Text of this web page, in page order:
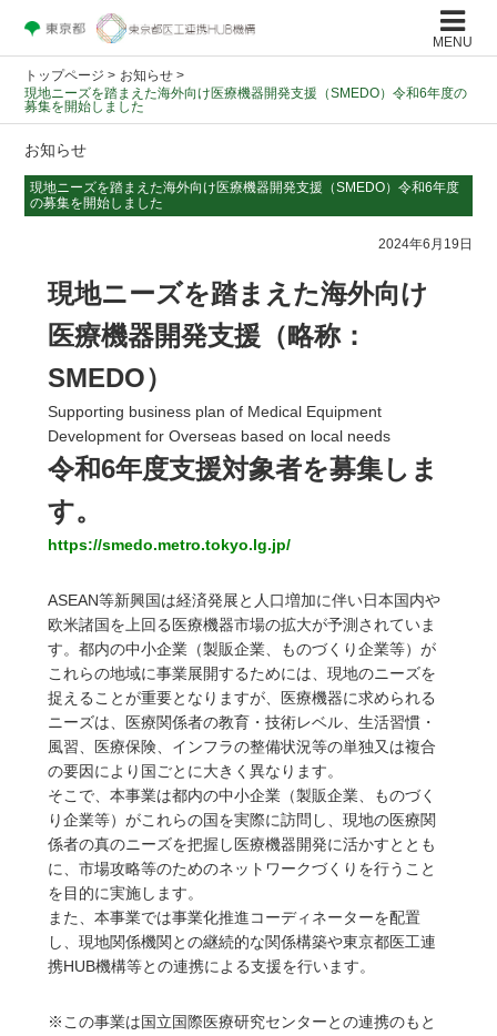
MENU
トップページ > お知らせ >
現地ニーズを踏まえた海外向け医療機器開発支援（SMEDO）令和6年度の
募集を開始しました
お知らせ
現地ニーズを踏まえた海外向け医療機器開発支援（SMEDO）令和6年度
の募集を開始しました
2024年6月19日
現地ニーズを踏まえた海外向け
医療機器開発支援（略称：
SMEDO）
Supporting business plan of Medical Equipment
Development for Overseas based on local needs
令和6年度支援対象者を募集しま
す。
https://smedo.metro.tokyo.lg.jp/
ASEAN等新興国は経済発展と人口増加に伴い日本国内や
欧米諸国を上回る医療機器市場の拡大が予測されていま
す。都内の中小企業（製販企業、ものづくり企業等）が
これらの地域に事業展開するためには、現地のニーズを
捉えることが重要となりますが、医療機器に求められる
ニーズは、医療関係者の教育・技術レベル、生活習慣・
風習、医療保険、インフラの整備状況等の単独又は複合
の要因により国ごとに大きく異なります。
そこで、本事業は都内の中小企業（製販企業、ものづく
り企業等）がこれらの国を実際に訪問し、現地の医療関
係者の真のニーズを把握し医療機器開発に活かすととも
に、市場攻略等のためのネットワークづくりを行うこと
を目的に実施します。
また、本事業では事業化推進コーディネーターを配置
し、現地関係機関との継続的な関係構築や東京都医工連
携HUB機構等との連携による支援を行います。
※この事業は国立国際医療研究センターとの連携のもと